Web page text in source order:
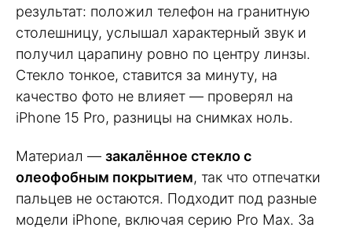
результат: положил телефон на гранитную
столешницу, услышал характерный звук и
получил царапину ровно по центру линзы.
Стекло тонкое, ставится за минуту, на
качество фото не влияет — проверял на
iPhone 15 Pro, разницы на снимках ноль.
Материал — закалённое стекло с
олеофобным покрытием, так что отпечатки
пальцев не остаются. Подходит под разные
модели iPhone, включая серию Pro Max. За